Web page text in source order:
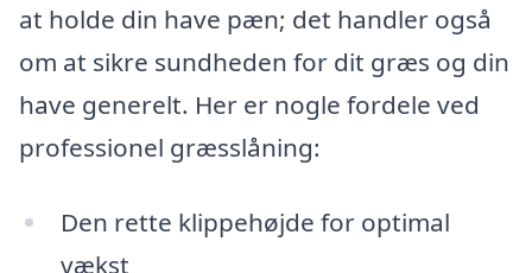
at holde din have pæn; det handler også
om at sikre sundheden for dit græs og din
have generelt. Her er nogle fordele ved
professionel græsslåning:
Den rette klippehøjde for optimal
vækst